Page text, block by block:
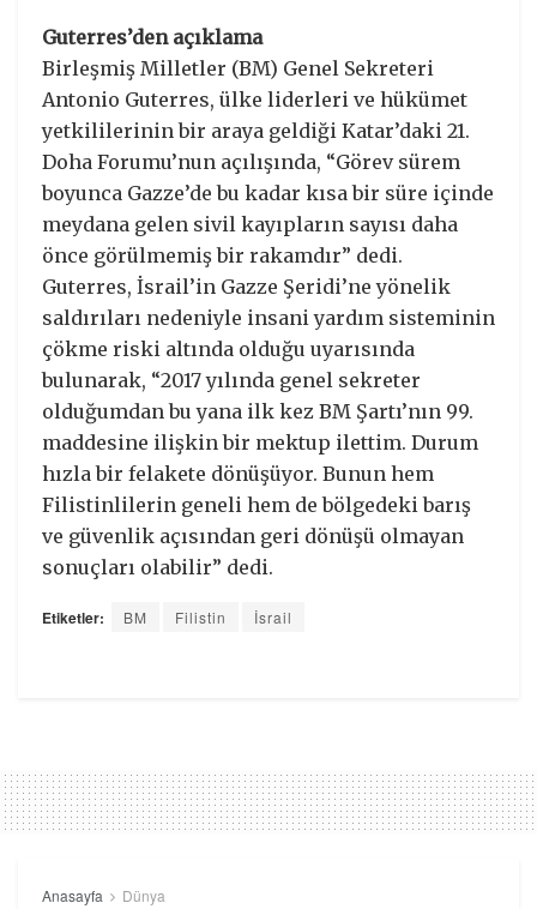
Guterres’den açıklama
Birleşmiş Milletler (BM) Genel Sekreteri
Antonio Guterres, ülke liderleri ve hükümet
yetkililerinin bir araya geldiği Katar’daki 21.
Doha Forumu’nun açılışında, “Görev sürem
boyunca Gazze’de bu kadar kısa bir süre içinde
meydana gelen sivil kayıpların sayısı daha
önce görülmemiş bir rakamdır” dedi.
Guterres, İsrail’in Gazze Şeridi’ne yönelik
saldırıları nedeniyle insani yardım sisteminin
çökme riski altında olduğu uyarısında
bulunarak, “2017 yılında genel sekreter
olduğumdan bu yana ilk kez BM Şartı’nın 99.
maddesine ilişkin bir mektup ilettim. Durum
hızla bir felakete dönüşüyor. Bunun hem
Filistinlilerin geneli hem de bölgedeki barış
ve güvenlik açısından geri dönüşü olmayan
sonuçları olabilir” dedi.
Etiketler: BM Filistin İsrail
Anasayfa Dünya